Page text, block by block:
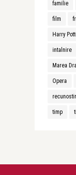
familie
film
Harry
intalnire
Marea
Opera
timp